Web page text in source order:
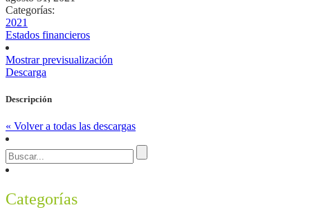
Categorías:
2021
Estados financieros
Mostrar previsualización
Descarga
Descripción
« Volver a todas las descargas
Categorías